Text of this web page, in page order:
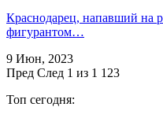
Краснодарец, напавший на
фигурантом…
9 Июн, 2023
Пред След 1 из 1 123
Топ сегодня: